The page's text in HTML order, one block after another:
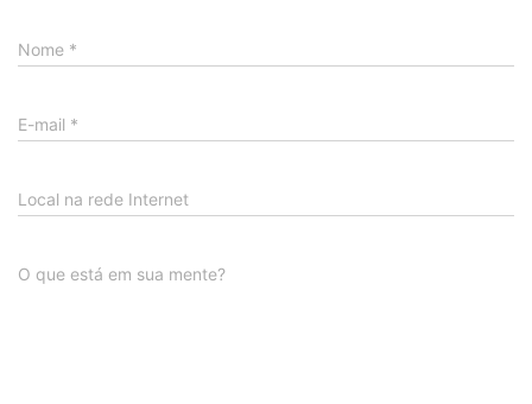
Nome *
E-mail *
Local na rede Internet
O que está em sua mente?